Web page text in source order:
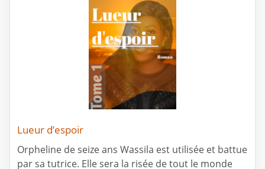
Lueur d’espoir
Orpheline de seize ans Wassila est utilisée et battue
par sa tutrice. Elle sera la risée de tout le monde